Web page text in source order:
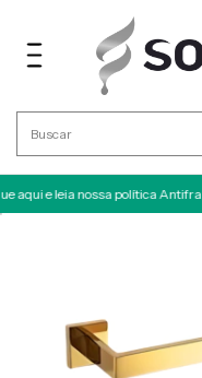
leia nossa política Antifraude